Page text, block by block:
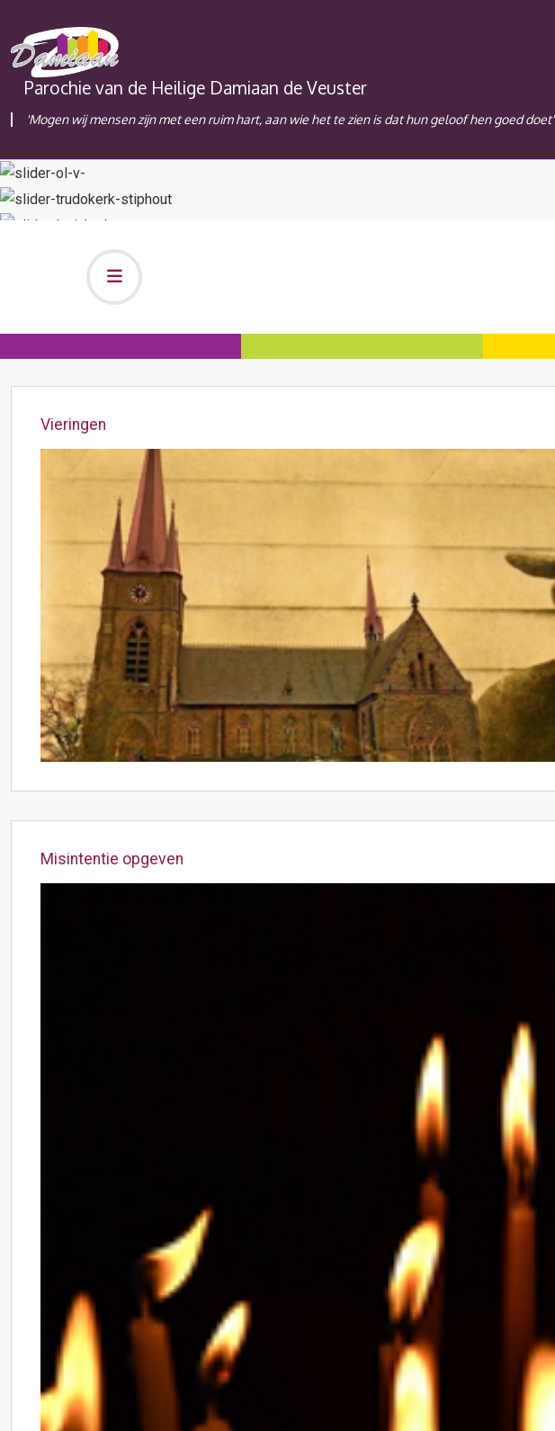
Parochie van de Heilige Damiaan de Veuster
'Mogen wij mensen zijn met een ruim hart, aan wie het te zien is dat hun geloof hen goed doet'
Vieringen
Misintentie opgeven